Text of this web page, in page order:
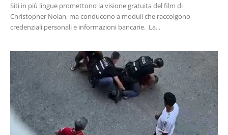
Siti in più lingue promettono la visione gratuita del film di
Christopher Nolan, ma conducono a moduli che raccolgono
credenziali personali e informazioni bancarie. La...